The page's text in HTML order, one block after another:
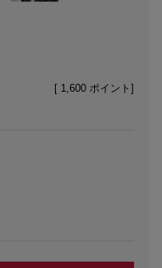
[ 1,600 ポイント]